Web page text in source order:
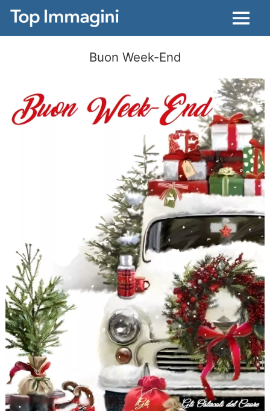
Menu
Buon Week-End